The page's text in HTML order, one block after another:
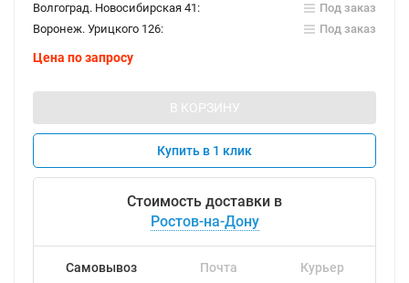
Волгоград. Новосибирская 41:
Под заказ
Воронеж. Урицкого 126:
Под заказ
Цена по запросу
В КОРЗИНУ
Купить в 1 клик
Стоимость доставки в
Ростов-на-Дону
Самовывоз Почта Курьер